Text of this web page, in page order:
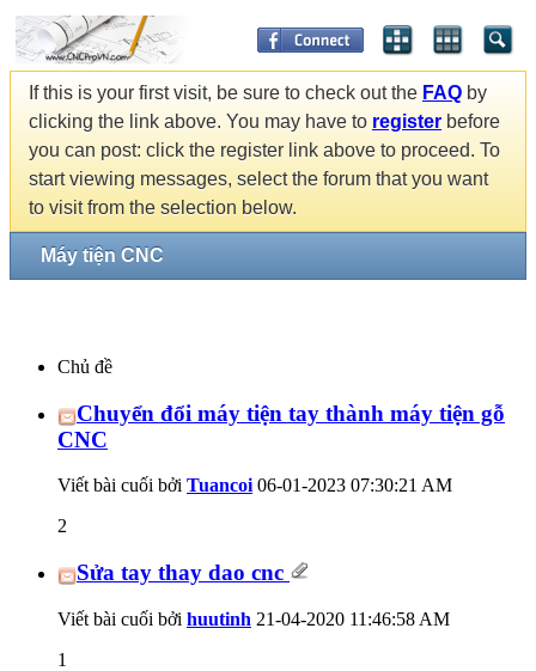
If this is your first visit, be sure to check out the FAQ by
clicking the link above. You may have to register before
you can post: click the register link above to proceed. To
start viewing messages, select the forum that you want
to visit from the selection below.
Máy tiện CNC
Chủ đề
Chuyển đổi máy tiện tay thành máy tiện gỗ
CNC
Viết bài cuối bởi Tuancoi 06-01-2023 07:30:21 AM
2
Sửa tay thay dao cnc
Viết bài cuối bởi huutinh 21-04-2020 11:46:58 AM
1